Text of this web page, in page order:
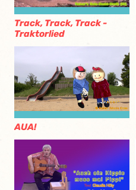
Track, Track, Track -
Traktorlied
AUA!